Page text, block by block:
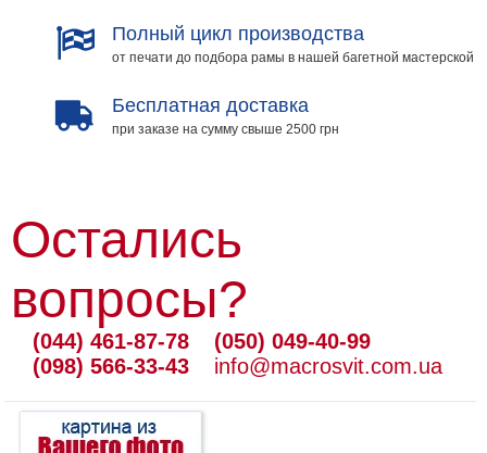
Полный цикл производства
от печати до подбора рамы в нашей багетной мастерской
Бесплатная доставка
при заказе на сумму свыше 2500 грн
Остались
вопросы?
(044) 461-87-78
(098) 566-33-43
(050) 049-40-99
info@macrosvit.com.ua